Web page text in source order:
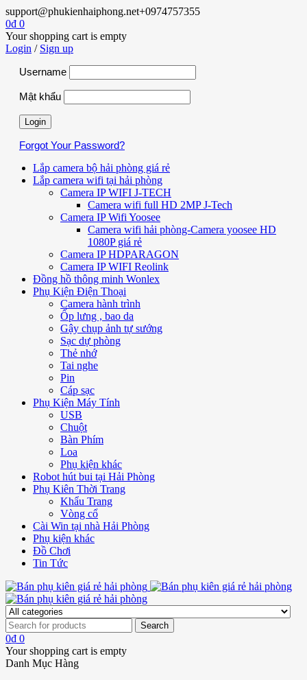
support@phukienhaiphong.net+0974757355
0₫ 0
Your shopping cart is empty
Login / Sign up
Username
Mật khẩu
Forgot Your Password?
Lắp camera bộ hải phòng giá rẻ
Lắp camera wifi tại hải phòng
Camera IP WIFI J-TECH
Camera wifi full HD 2MP J-Tech
Camera IP Wifi Yoosee
Camera wifi hải phòng-Camera yoosee HD
1080P giá rẻ
Camera IP HDPARAGON
Camera IP WIFI Reolink
Đồng hồ thông minh Wonlex
Phụ Kiện Điện Thoại
Camera hành trình
Ốp lưng , bao da
Gậy chụp ảnh tự sướng
Sạc dự phòng
Thẻ nhớ
Tai nghe
Pin
Cáp sạc
Phụ Kiện Máy Tính
USB
Chuột
Bàn Phím
Loa
Phụ kiện khác
Robot hút bui tại Hải Phòng
Phụ Kiên Thời Trang
Khẩu Trang
Vòng cổ
Cài Win tại nhà Hải Phòng
Phụ kiện khác
Đồ Chơi
Tin Tức
0₫ 0
Your shopping cart is empty
Danh Mục Hàng